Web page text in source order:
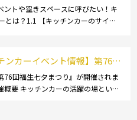
らうにはどうすれば良いの？
れや人気メニューを解説
ントや空きスペースに呼びたい！キ
とは？1.1 【キッチンカーのサイ
～ […]
ンカーイベント情報】第76回
まつりが開催されます！
76回福生七夕まつり』が開催されま
概要 キッチンカーの活躍の場といえ